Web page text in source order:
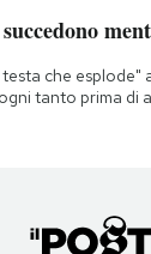
che esplode"
tanto prima di